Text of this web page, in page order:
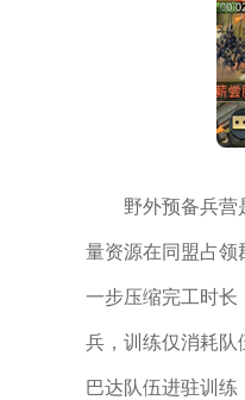
野外预备兵
量资源在同盟占
一步压缩完工时
兵，训练仅消耗
巴达队伍进驻训